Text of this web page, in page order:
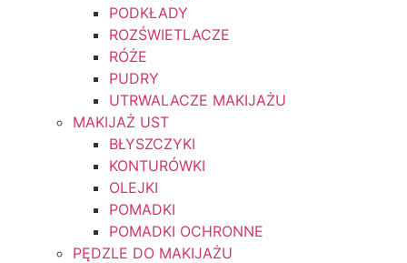
PODKŁADY
ROZŚWIETLACZE
RÓŻE
PUDRY
UTRWALACZE MAKIJAŻU
MAKIJAŻ UST
BŁYSZCZYKI
KONTURÓWKI
OLEJKI
POMADKI
POMADKI OCHRONNE
PĘDZLE DO MAKIJAŻU